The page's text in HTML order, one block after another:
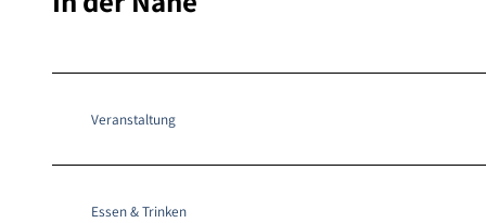
Veranstaltung
Essen & Trinken